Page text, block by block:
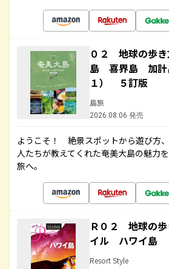
０２ 地球の歩
島 喜界島 加計
１） ５訂版
島旅
2026.08.06 発売
ようこそ！ 絶景スポットから遊び方
人たちが教えてくれた奄美大島の魅力
旅へ。
Ｒ０２ 地球の
イル ハワイ島
Resort Style